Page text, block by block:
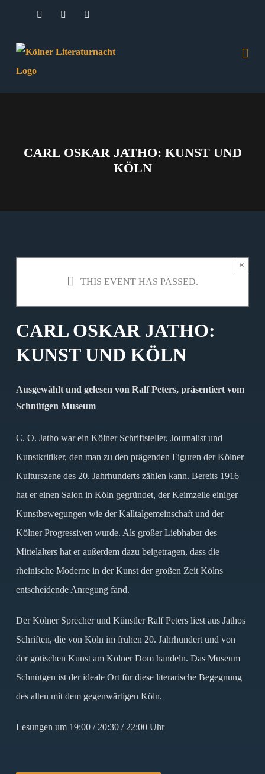
springen
FacebookInstagram
CARL OSKAR JATHO: KUNST UND
KÖLN
THIS EVENT HAS PASSED.
×
CARL OSKAR JATHO:
KUNST UND KÖLN
Ausgewählt und gelesen von Ralf Peters, präsentiert vom
Schnütgen Museum
C. O. Jatho war ein Kölner Schriftsteller, Journalist und
Kunstkritiker, den man zu den prägenden Figuren der Kölner
Kulturszene des 20. Jahrhunderts zählen kann. Bereits 1916
hat er einen Salon in Köln gegründet, der Keimzelle einiger
Kunstbewegungen wie der Kalltalgemeinschaft und der
Kölner Progressiven wurde. Als großer Liebhaber des
Mittelalters hat er außerdem dazu beigetragen, dass die
rheinische Moderne in der Kunst der großen Zeit Kölns
entscheidende Anregung fand.
Der Kölner Sprecher und Künstler Ralf Peters liest aus Jathos
Schriften, die von Köln im frühen 20. Jahrhundert und von
der gotischen Kunst am Kölner Dom handeln. Das Museum
Schnütgen ist der ideale Ort für diese literarische Begegnung
des alten mit dem gegenwärtigen Köln.
Lesungen um 19:00 / 20:30 / 22:00 Uhr